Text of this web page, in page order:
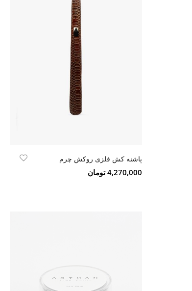
پاشنه کش فلزی روکش چرم
4,270,000 تومان